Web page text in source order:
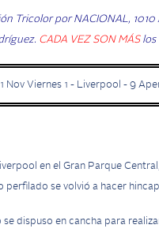
Tricolor por NACIONAL, 1010
CADA VEZ SON MÁSlos
en el Gran Parque
perfilado se volvió a hacer
dispuso en cancha para